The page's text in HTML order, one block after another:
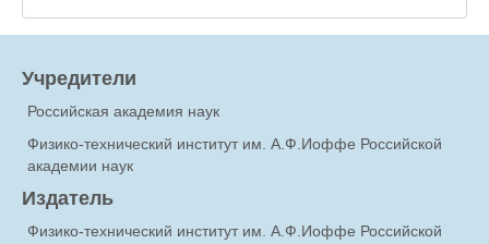
Учредители
Российская академия наук
Физико-технический институт им. А.Ф.Иоффе Российской
академии наук
Издатель
Физико-технический институт им. А.Ф.Иоффе Российской